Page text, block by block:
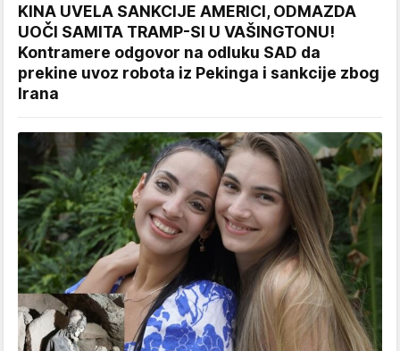
KINA UVELA SANKCIJE AMERICI, ODMAZDA
UOČI SAMITA TRAMP-SI U VAŠINGTONU!
Kontramere odgovor na odluku SAD da
prekine uvoz robota iz Pekinga i sankcije zbog
Irana